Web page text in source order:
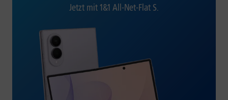
Jetzt mit 1&1 All-Net-Flat S.